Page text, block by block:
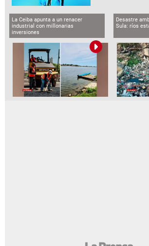
La Ceiba apunta a un renacer
industrial con millonarias
inversiones
Desastre
Sula: ríos